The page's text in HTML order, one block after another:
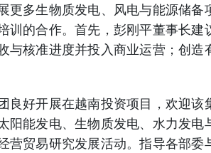
更多生物质发电、风电与能源储备
训的合作。首先，彭刚平董事长建
与核准进度并投入商业运营；创造
良好开展在越南投资项目，欢迎该
阳能发电、生物质发电、水力发电
营贸易研究发展活动。指导各部委